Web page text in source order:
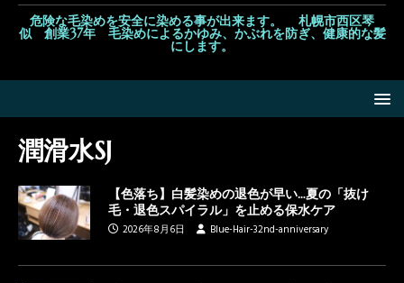
危険な毛染めを安全に染める事が出来ます。 札幌市西区琴
似 創業37年 毛染めによるかゆみ、かぶれを防ぎ、健康的な髪
にします。
潤滑水SJ
【色落ち】白髪染めの退色が早い…夏の「抜け
毛・退色スパイラル」を止める保水ケア
2026年8月6日
Blue-Hair-32nd-anniversary